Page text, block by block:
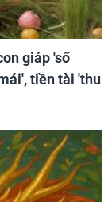
giáp 'số
tiền tài 'thu